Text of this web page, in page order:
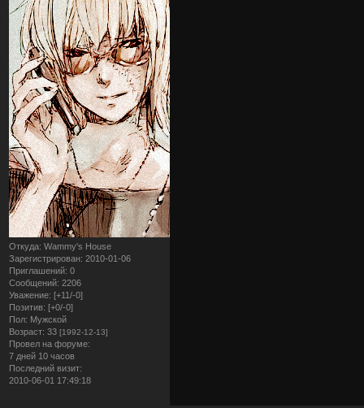
Откуда: Wammy's House
Зарегистрирован: 2010-01-06
Приглашений: 0
Сообщений: 2206
Уважение: [+11/-0]
Позитив: [+0/-0]
Пол: Мужской
Возраст: 33 [1992-12-13]
Провел на форуме:
7 дней 10 часов
Последний визит:
2010-06-01 17:49:18